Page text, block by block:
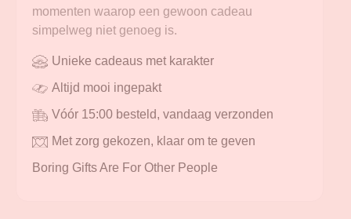
momenten waarop een gewoon cadeau
simpelweg niet genoeg is.
Unieke cadeaus met karakter
Altijd mooi ingepakt
Vóór 15:00 besteld, vandaag verzonden
Met zorg gekozen, klaar om te geven
Boring Gifts Are For Other People